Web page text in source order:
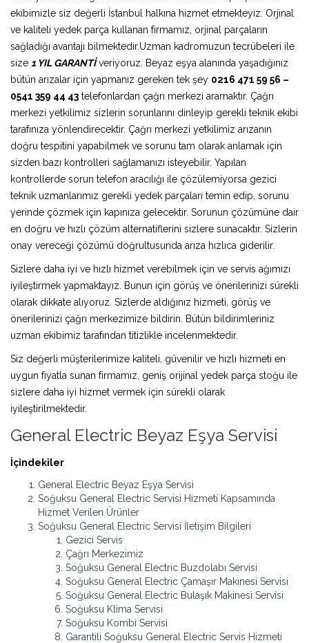
ekibimizle siz değerli İstanbul halkına hizmet etmekteyiz. Orjinal
ve kaliteli yedek parça kullanan firmamız, orjinal parçaların
sağladığı avantajı bilmektedir.Uzman kadromuzun tecrübeleri ile
size 1 YIL GARANTİveriyoruz. Beyaz eşya alanında yaşadığınız
bütün arızalar için yapmanız gereken tek şey 0216 471 59 56 –
0541 359 44 43 telefonlardan çağrı merkezi aramaktır. Çağrı
merkezi yetkilimiz sizlerin sorunlarını dinleyip gerekli teknik ekibi
tarafınıza yönlendirecektir. Çağrı merkezi yetkilimiz arızanın
doğru tespitini yapabilmek ve sorunu tam olarak anlamak için
sizden bazı kontrolleri sağlamanızı isteyebilir. Yapılan
kontrollerde sorun telefon aracılığı ile çözülemiyorsa gezici
teknik uzmanlarımız gerekli yedek parçaları temin edip, sorunu
yerinde çözmek için kapınıza gelecektir. Sorunun çözümüne dair
en doğru ve hızlı çözüm alternatiflerini sizlere sunacaktır. Sizlerin
onay vereceği çözümü doğrultusunda arıza hızlıca giderilir.
Sizlere daha iyi ve hızlı hizmet verebilmek için ve servis ağımızı
iyileştirmek yapmaktayız. Bunun için görüş ve önerilerinizi sürekli
olarak dikkate alıyoruz. Sizlerde aldığınız hizmeti, görüş ve
önerilerinizi çağrı merkezimize bildirin. Bütün bildirimleriniz
uzman ekibimiz tarafından titizlikle incelenmektedir.
Siz değerli müşterilerimize kaliteli, güvenilir ve hızlı hizmeti en
uygun fiyatla sunan firmamız, geniş orijinal yedek parça stoğu ile
sizlere daha iyi hizmet vermek için sürekli olarak
iyileştirilmektedir.
General Electric Beyaz Eşya Servisi
İçindekiler
General Electric Beyaz Eşya Servisi
Soğuksu General Electric Servisi Hizmeti Kapsamında
Hizmet Verilen Ürünler
Soğuksu General Electric Servisi İletişim Bilgileri
Gezici Servis
Çağrı Merkezimiz
Soğuksu General Electric Buzdolabı Servisi
Soğuksu General Electric Çamaşır Makinesi Servisi
Soğuksu General Electric Bulaşık Makinesi Servisi
Soğuksu Klima Servisi
Soğuksu Kombi Servisi
Garantili Soğuksu General Electric Servis Hizmeti